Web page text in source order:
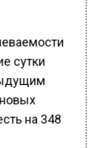
сутки
на 348